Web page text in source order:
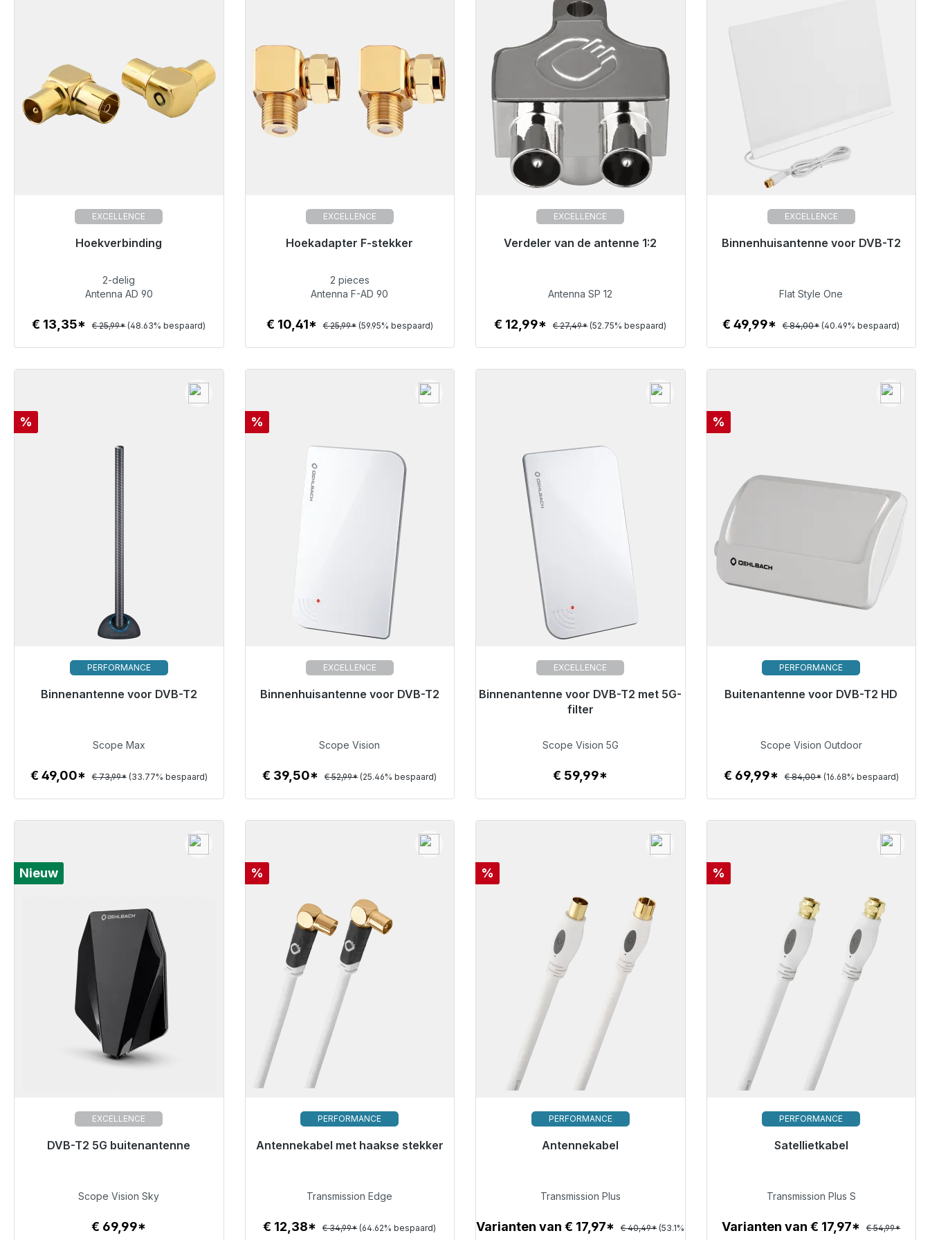
EXCELLENCE
Hoekverbinding
Klaar voor onmiddellijke verzending,
€ 13,35
Details
2-delig
Antenna AD 90
€ 13,35* € 25,99* (48.63% bespaard)
EXCELLENCE
Hoekadapter F-stekker
Klaar voor onmiddellijke verzending,
€ 10,41
Details
2 pieces
Antenna F-AD 90
€ 10,41* € 25,99* (59.95% bespaard)
EXCELLENCE
Verdeler van de antenne 1:2
Klaar voor onmiddellijke verzending,
€ 12,99
Details
Antenna SP 12
€ 12,99* € 27,49* (52.75% bespaard)
EXCELLENCE
Binnenhuisantenne voor DVB-T2
Klaar voor onmiddellijke verzending,
€ 49,99
Details
Flat Style One
€ 49,99* € 84,00* (40.49% bespaard)
Korting
%
PERFORMANCE
Binnenantenne voor DVB-T2
Klaar voor onmiddellijke verzending,
€ 49,00
Details
Scope Max
€ 49,00* € 73,99* (33.77% bespaard)
Korting
%
EXCELLENCE
Binnenhuisantenne voor DVB-T2
Klaar voor onmiddellijke verzending,
€ 39,50
Details
Scope Vision
€ 39,50* € 52,99* (25.46% bespaard)
EXCELLENCE
Binnenantenne voor DVB-T2 met 5G-
filter
Klaar voor onmiddellijke verzending,
levertijd 48 uur*
€ 59,99
Details
Scope Vision 5G
€ 59,99*
Korting
%
PERFORMANCE
Buitenantenne voor DVB-T2 HD
Binnenkort weer beschikbaar
Details
Scope Vision Outdoor
€ 69,99* € 84,00* (16.68% bespaard)
Nieuw
EXCELLENCE
DVB-T2 5G buitenantenne
Klaar voor onmiddellijke verzending,
€ 69,99
Details
Scope Vision Sky
€ 69,99*
Korting
%
PERFORMANCE
Antennekabel met haakse stekker
Klaar voor onmiddellijke verzending,
€ 12,38
Details
Transmission Edge
€ 12,38* € 34,99* (64.62% bespaard)
Korting
%
PERFORMANCE
Antennekabel
Transmission Plus
Varianten van € 17,97* € 40,49* (53.1%
Korting
%
PERFORMANCE
Satellietkabel
Transmission Plus S
Varianten van € 17,97*
€ 54,99*